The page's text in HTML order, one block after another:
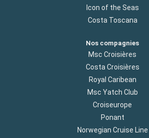
Icon of the Seas
Costa Toscana
Nos compagnies
Msc Croisières
Costa Croisières
Royal Caribean
Msc Yatch Club
Croiseurope
Ponant
Norwegian Cruise Line